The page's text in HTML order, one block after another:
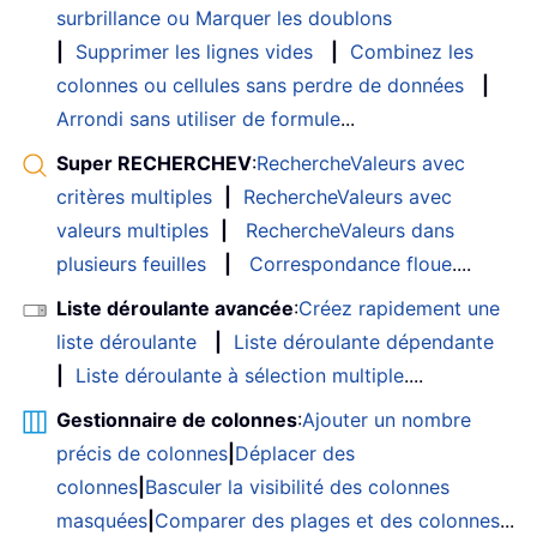
surbrillance ou Marquer les doublons
Supprimer les lignes vides
Combinez les
colonnes ou cellules sans perdre de données
Arrondi sans utiliser de formule...
Super RECHERCHEV:RechercheValeurs avec
critères multiples
RechercheValeurs avec
valeurs multiples
RechercheValeurs dans
plusieurs feuilles
Correspondance floue....
Liste déroulante avancée:Créez rapidement une
liste déroulante
Liste déroulante dépendante
Liste déroulante à sélection multiple....
Gestionnaire de colonnes:Ajouter un nombre
précis de colonnes Déplacer des
colonnes Basculer la visibilité des colonnes
masquées Comparer des plages et des colonnes...